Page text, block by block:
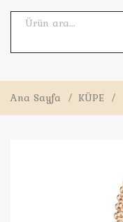
Ana Sayfa / KÜPE /